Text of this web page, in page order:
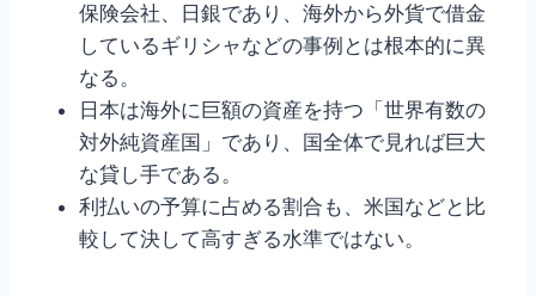
保険会社、日銀であり、海外から外貨で借金
しているギリシャなどの事例とは根本的に異
なる。
日本は海外に巨額の資産を持つ「世界有数の
対外純資産国」であり、国全体で見れば巨大
な貸し手である。
利払いの予算に占める割合も、米国などと比
較して決して高すぎる水準ではない。